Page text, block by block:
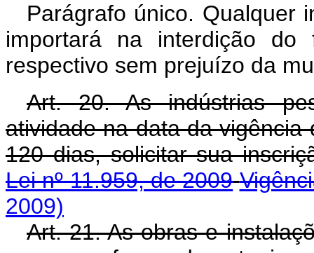
Parágrafo único. Qualquer
importará na interdição do
respectivo sem prejuízo da
Art. 20. As indústrias
atividade na data da
120 dias, solicitar sua
Lei nº 11.959, de 2009
2009)
Art. 21. As obras e